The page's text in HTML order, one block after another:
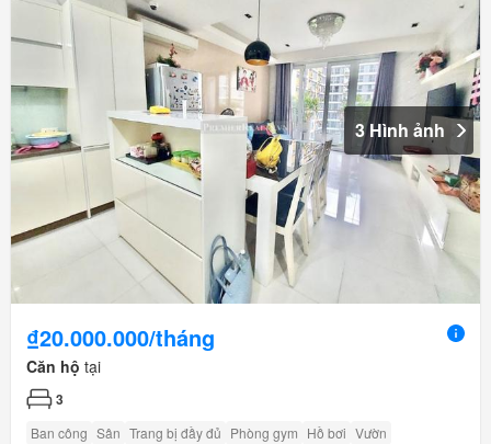
3 Hình ảnh
₫20.000.000/tháng
Căn hộ tại
3
Ban công Sân Trang bị đầy đủ Phòng gym Hồ bơi Vườn